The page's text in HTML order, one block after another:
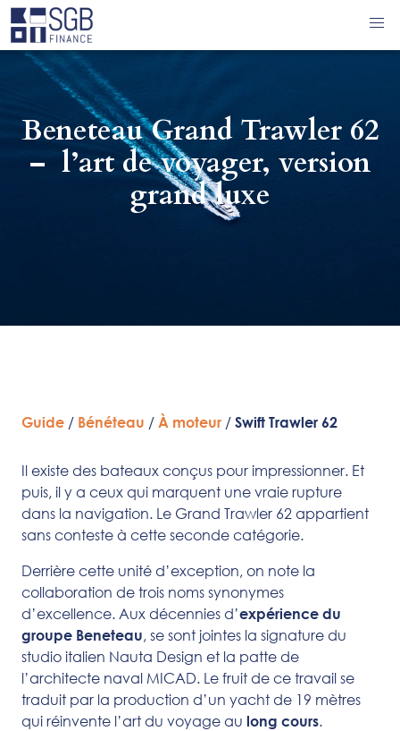
Beneteau Grand Trawler 62
– l’art de voyager, version
grand luxe
Guide / Bénéteau / À moteur / Swift Trawler 62
Il existe des bateaux conçus pour impressionner. Et
puis, il y a ceux qui marquent une vraie rupture
dans la navigation. Le Grand Trawler 62 appartient
sans conteste à cette seconde catégorie.
Derrière cette unité d’exception, on note la
collaboration de trois noms synonymes
d’excellence. Aux décennies d’expérience du
groupe Beneteau, se sont jointes la signature du
studio italien Nauta Design et la patte de
l’architecte naval MICAD. Le fruit de ce travail se
traduit par la production d’un yacht de 19 mètres
qui réinvente l’art du voyage au long cours.